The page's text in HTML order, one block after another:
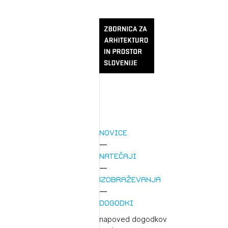
Novice
Natečaji
Izobraževanja
Dogodki
napoved dogodkov